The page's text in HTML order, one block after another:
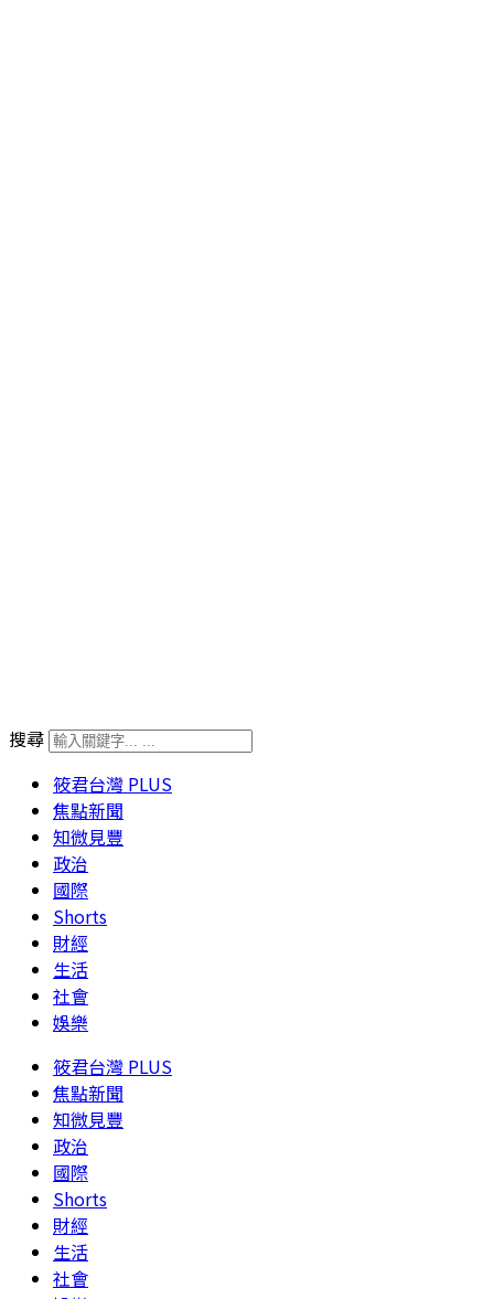
搜尋
筱君台灣 PLUS
焦點新聞
知微見豐
政治
國際
Shorts
財經
生活
社會
娛樂
筱君台灣 PLUS
焦點新聞
知微見豐
政治
國際
Shorts
財經
生活
社會